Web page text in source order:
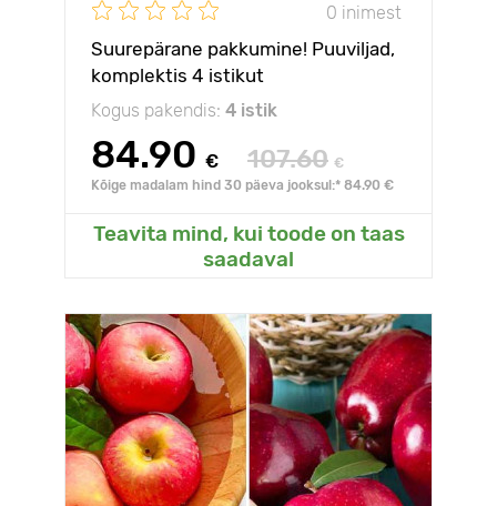
0 inimest
Suurepärane pakkumine! Puuviljad,
komplektis 4 istikut
Kogus pakendis: 4 istik
84.90 € 107.60 €
Kõige madalam hind 30 päeva jooksul:* 84.90 €
Teavita mind, kui toode on taas
saadaval